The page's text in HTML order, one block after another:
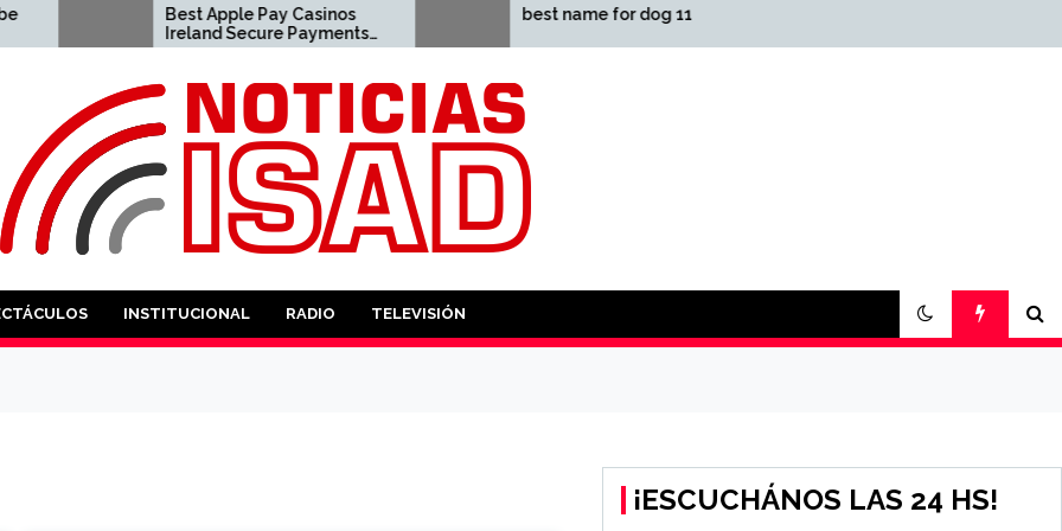
Best Apple Pay Casinos
Ireland Secure Payments
in 2026 2023-04-23 apple
best name for dog 11
2021-08-04 كازينو USDT
INSTITUCIONAL RADIO TELEVISIÓN
¡ESCUCHÁNOS LAS 24 HS!